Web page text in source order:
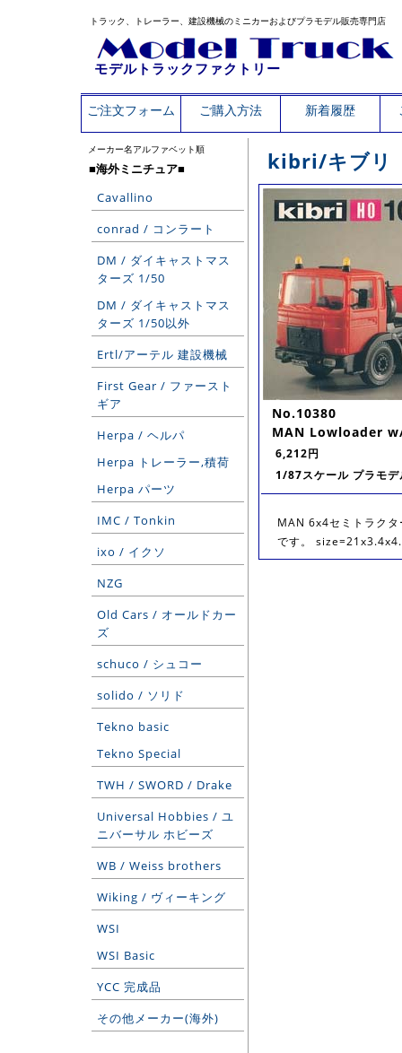
トラック、トレーラー、建設機械のミニカーおよびプラモデル販売専門店
モデルトラックファクトリー
ご注文フォーム ご購入方法 新着履歴
メーカー名アルファベット順
■海外ミニチュア■
Cavallino
conrad / コンラート
DM / ダイキャストマス
ターズ 1/50
DM / ダイキャストマス
ターズ 1/50以外
Ertl/アーテル 建設機械
First Gear / ファースト
ギア
Herpa / ヘルパ
Herpa トレーラー,積荷
Herpa パーツ
IMC / Tonkin
ixo / イクソ
NZG
Old Cars / オールドカー
ズ
schuco / シュコー
solido / ソリド
Tekno basic
Tekno Special
TWH / SWORD / Drake
Universal Hobbies / ユ
ニバーサル ホビーズ
WB / Weiss brothers
Wiking / ヴィーキング
WSI
WSI Basic
YCC 完成品
その他メーカー(海外)
kibri/キブリ
No.10380
MAN Lowloader
6,212円
1/87スケール プラモデ
MAN 6x4セミトラク
です。